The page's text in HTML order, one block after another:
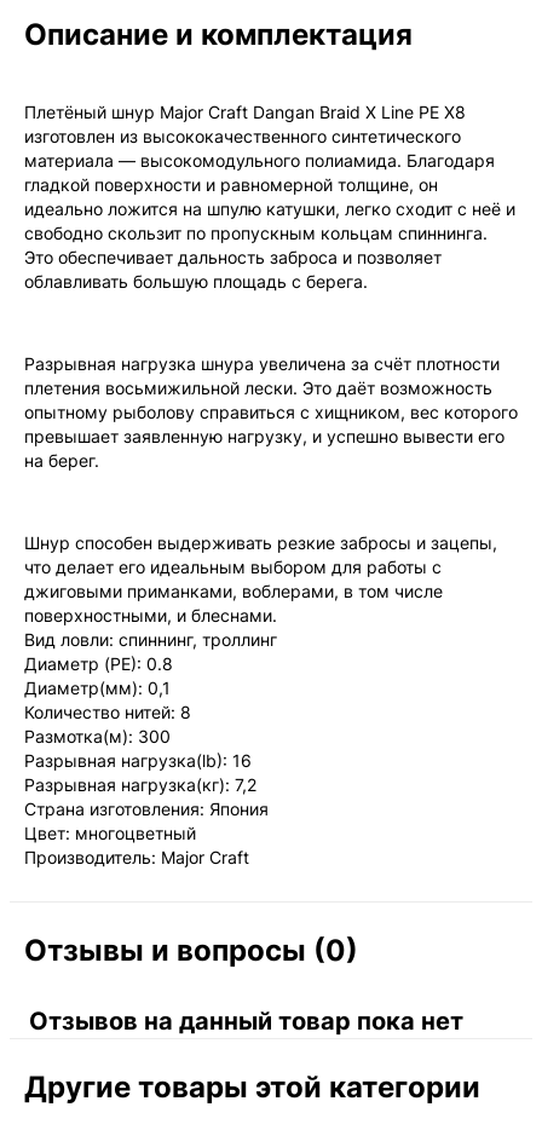
Описание и комплектация
Плетёный шнур Major Craft Dangan Braid X Line PE X8
изготовлен из высококачественного синтетического
материала — высокомодульного полиамида. Благодаря
гладкой поверхности и равномерной толщине, он
идеально ложится на шпулю катушки, легко сходит с неё и
свободно скользит по пропускным кольцам спиннинга.
Это обеспечивает дальность заброса и позволяет
облавливать большую площадь с берега.
Разрывная нагрузка шнура увеличена за счёт плотности
плетения восьмижильной лески. Это даёт возможность
опытному рыболову справиться с хищником, вес которого
превышает заявленную нагрузку, и успешно вывести его
на берег.
Шнур способен выдерживать резкие забросы и зацепы,
что делает его идеальным выбором для работы с
джиговыми приманками, воблерами, в том числе
поверхностными, и блеснами.
Вид ловли: спиннинг, троллинг
Диаметр (PE): 0.8
Диаметр(мм): 0,1
Количество нитей: 8
Размотка(м): 300
Разрывная нагрузка(lb): 16
Разрывная нагрузка(кг): 7,2
Страна изготовления: Япония
Цвет: многоцветный
Производитель: Major Craft
Отзывы и вопросы (0)
Отзывов на данный товар пока нет
Другие товары этой категории